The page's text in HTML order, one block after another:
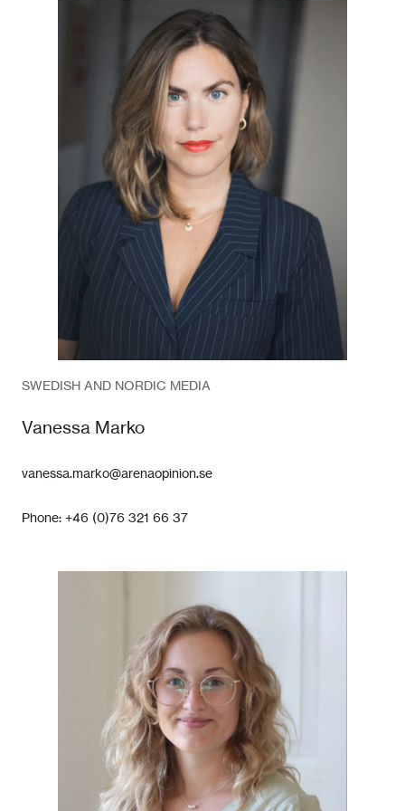
SWEDISH AND NORDIC MEDIA
Vanessa Marko
vanessa.marko@arenaopinion.se
Phone: +46 (0)76 321 66 37